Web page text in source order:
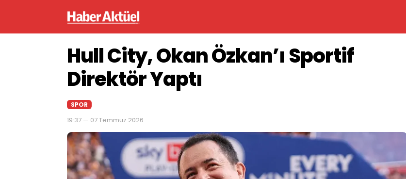
Hull City, Okan Özkan’ı Sportif
Direktör Yaptı
SPOR
19:37 — 07 Temmuz 2026